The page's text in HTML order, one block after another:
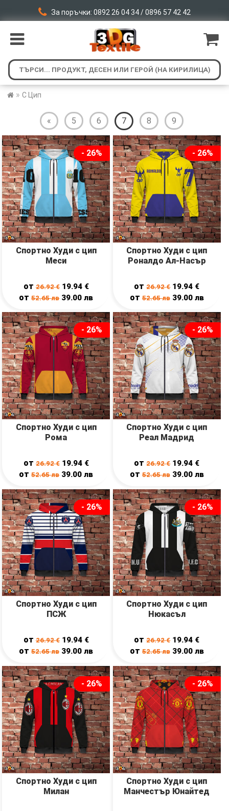
За поръчки: 0892 26 04 34 / 0896 57 42 42
» С Цип
« 5 6 7 8 9
- 26%
Спортно Худи с цип
Меси
от26.92€ 19.94 €
от52.65лв 39.00лв
- 26%
Спортно Худи с цип
Роналдо Ал-Насър
от26.92€ 19.94 €
от 52.65лв 39.00 лв
- 26%
Спортно Худи с цип
Рома
от26.92€ 19.94 €
от52.65лв 39.00лв
- 26%
Спортно Худи с цип
Реал Мадрид
от26.92€ 19.94 €
от 52.65лв 39.00 лв
- 26%
Спортно Худи с цип
ПСЖ
от26.92€ 19.94 €
от52.65лв 39.00лв
- 26%
Спортно Худи с цип
Нюкасъл
от26.92€ 19.94 €
от 52.65лв 39.00 лв
- 26%
Спортно Худи с цип
Милан
- 26%
Спортно Худи с цип
Манчестър Юнайтед